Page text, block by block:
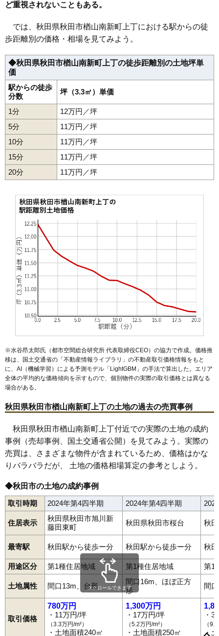
40 広面 17万円
42 川尻大川町
44 東通館ノ越 17万円 821万円 12.2%
46 山王新町 17万円
47 千秋城下町 17万円 1,039万円 12.3%
48 牛島東 16万円 1,026万円 15.6%
49 外旭川八柳 16万円 1,049万円 20.8%
50 千秋中島町 16万円 1,420万円 9.8%
51 川尻上野町
52 東通観音前
54 手形新栄町 16万円
保戸野八丁 1,152万円
57 寺内油田
58 保戸野桜町 15万円 1,094万円
59 寺内堂ノ沢 15万円 989万円
60 楢山南中町 15万円 986万円
61 御所野地蔵田 15万円 1,120万円
楢山登町 15万円 893万円 9.2%
64 仁井田新田 14万円 887万円 20.2%
65 桜台 14万円 950万円 22.6%
66 楢山太田町 14万円 879万円 15.3%
67
68 牛島南 14万円 927万円
70 仁井田栄町 14万円 832万円 12.9%
71 牛島西 14万円 718万円 9.0%
御所野堤台 14万円
74 楢山本町 14万円
75 将軍野向山 14万円 820万円 24.9%
楢山石塚町 14万円
仁井田二ツ屋
78 楢山南新町下丁 14万円 812万円 8.1%
79 将軍野堰越 14万円 811万円 16.1%
80 仁井田福島 14万円 1,134万円 14.4%
81 仁井田本町 14万円 16.1%
手形田中 928万円 6.9%
83 大住 916万円 10.7%
御野場 13万円 1,012万円 24.2%
ど重視されないこともある。
では、秋田県秋田市楢山南新町上丁における駅からの徒
歩距離別の価格・相場を見てみよう。
◆秋田県秋田市楢山南新町上丁の徒歩距離別の土地坪単
価
駅からの徒歩
分数
坪（3.3㎡）単価
1分
12万円／坪
5分
11万円／坪
10分
11万円／坪
15分
11万円／坪
20分
11万円／坪
※水谷昂太郎氏（都市空間総合研究所 代表取締役CEO）の協力で作成。価格推
移は、国土交通省の「不動産情報ライブラリ 」の不動産取引価格情報をもと
に、AI（機械学習）による予測モデル「LightGBM」の手法で算出した。エリア
全体の平均的な価格傾向を示すもので、個別物件の実際の取引価格とは異なる
場合がある。
秋田県秋田市楢山南新町上丁の土地の過去の売買事例
秋田県秋田市楢山南新町上丁付近での実際の土地の成約
事例（売却事例、国土交通省公開）を見てみよう。実際の
売買は、さまざまな物件が含まれているため、価格はかな
りバラバラだが、 土地の価格相場算定の参考としよう。
◆秋田市の土地の成約事例
取引時期 2024年第4四半期 2024年第4四半期
住居表示
秋田県秋田市旭川新
藤田東町
秋田県秋田市桜台 秋
最寄駅 秋田駅から徒歩ー分 秋田駅から徒歩ー分 秋
用途区分 第1種住居地域 第1種住居地域 第1
土地属性 間口13m、台形
間口16m、ほぼ正方
形
間
取引価格
780万円
・11万円/坪
（3.3万円/m²）
・土地面積240㎡
1,300万円
・17万円/坪
（5.2万円/m²）
・土地面積250㎡
・
（
・
スクロールできます
旭川清澄町旭川新藤田西町旭川新藤田東町新屋朝日町
新屋大川町新屋扇町新屋沖田町
新屋勝平町新屋北浜町新屋栗田町 新屋寿町新屋田尻沢中町
新屋田尻沢東町新屋鳥木町
新屋松美ガ丘東町新屋松美ガ丘南町新屋松美町新屋南浜町
新屋割山町飯島飯島飯田
飯島新町飯島鼠田飯島松根西町飯島松根東町飯島美砂町
飯島道東
飯島緑丘町泉泉一ノ坪泉釜ノ町泉北泉中央
牛島南 大住大平台 御野場卸町
金足追分
金足小泉金足下刈上北手荒巻上北手猿田
川尻上野町川尻大川町川尻御休町
川尻総社町川尻町川尻みよし町川尻若葉町河辺北野田高屋
河辺神内河辺戸島 河辺松渕河辺諸井河辺和田
川元小川町 川元開和町 港北新町高陽青柳町
高陽幸町
御所野地蔵田 御所野堤台御所野元町
御所野湯本 桜桜ガ丘桜台山王 山王新町山王中島町